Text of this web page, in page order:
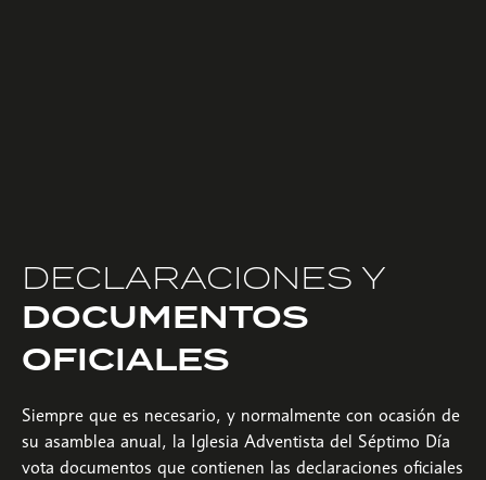
DECLARACIONES Y
DOCUMENTOS
OFICIALES
Siempre que es necesario, y normalmente con ocasión de
su asamblea anual, la Iglesia Adventista del Séptimo Día
vota documentos que contienen las declaraciones oficiales